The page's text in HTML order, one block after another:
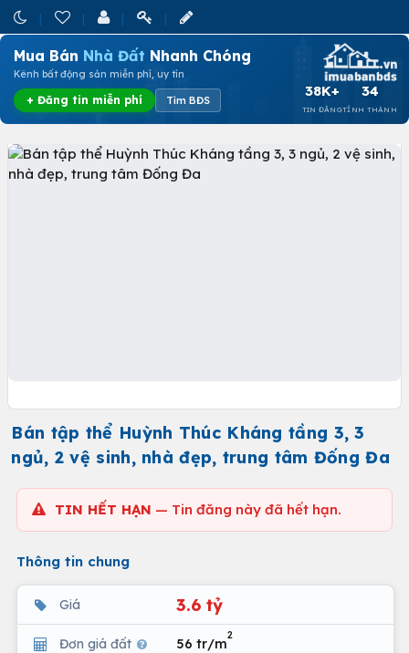
Mua Bán Nhà Đất Nhanh Chóng
Kênh bất động sản miễn phí, uy tín
+ Đăng tin miễn phí Tìm BĐS
38K+
TIN ĐĂNG
34
TỈNH THÀNH
Bán tập thể Huỳnh Thúc Kháng tầng 3, 3
ngủ, 2 vệ sinh, nhà đẹp, trung tâm Đống Đa
TIN HẾT HẠN — Tin đăng này đã hết hạn.
Thông tin chung
Giá 3.6 tỷ
Đơn giá đất 56 tr/m
2